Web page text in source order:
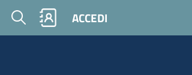
Cerca ACCEDI